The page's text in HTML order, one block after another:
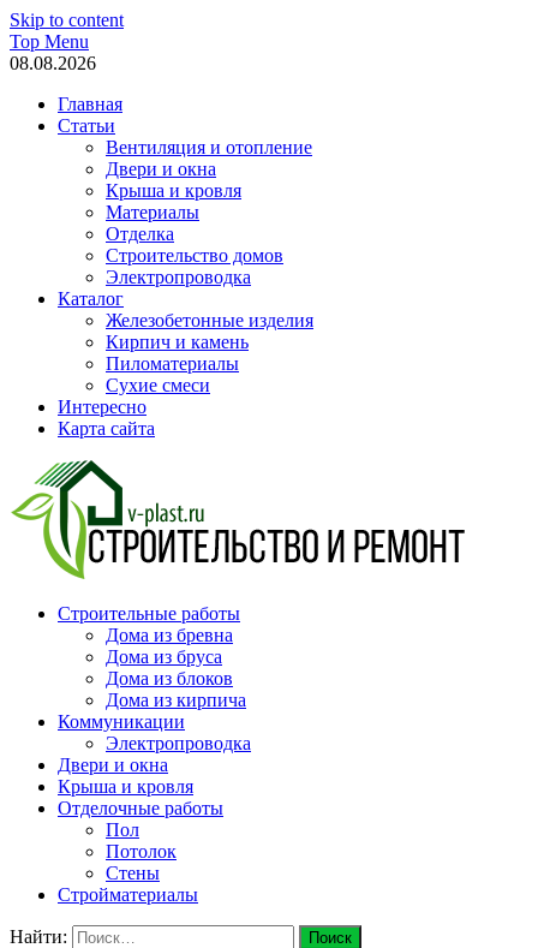
Skip to content
Top Menu
08.08.2026
Главная
Статьи
Вентиляция и отопление
Двери и окна
Крыша и кровля
Материалы
Отделка
Строительство домов
Электропроводка
Каталог
Железобетонные изделия
Кирпич и камень
Пиломатериалы
Сухие смеси
Интересно
Карта сайта
v-plast.ru Строительство и ремонт
Строительные работы
Дома из бревна
Дома из бруса
Дома из блоков
Дома из кирпича
Коммуникации
Электропроводка
Двери и окна
Крыша и кровля
Отделочные работы
Пол
Потолок
Стены
Стройматериалы
Найти: